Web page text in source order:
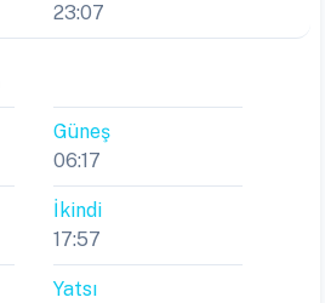
23:07
Güneş
06:17
İkindi
17:57
Yatsı